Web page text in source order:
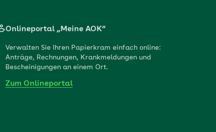
Onlineportal „Meine AOK“
Verwalten Sie Ihren Papierkram einfach online:
Anträge, Rechnungen, Krankmeldungen und
Bescheinigungen an einem Ort.
Zum Onlineportal